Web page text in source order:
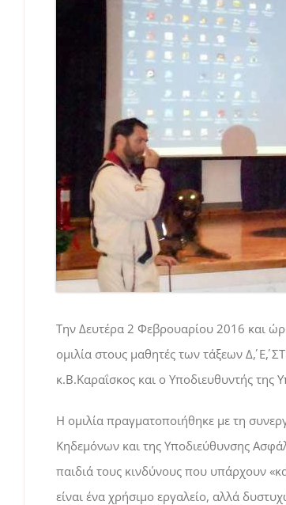
Την Δευτέρα 2 Φεβρουαρίου 2016 και
ομιλία στους μαθητές των τάξεων Δ΄, Ε΄,
κ.Β.Καραΐσκος και ο Υποδιευθυντής της
Η ομιλία πραγματοποιήθηκε με τη
Κηδεμόνων και της Υποδιεύθυνσης
παιδιά τους κινδύνους που υπάρχουν
είναι ένα χρήσιμο εργαλείο, αλλά